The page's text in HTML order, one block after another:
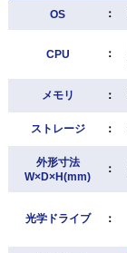
OS ：
CPU ：
メモリ ：
ストレージ ：
外形寸法
W×D×H(mm)
：
光学ドライブ ：